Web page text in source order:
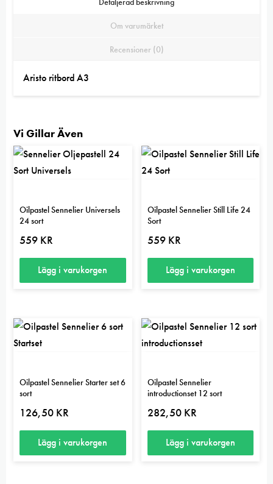
Om varumärket
Recensioner (0)
Aristo ritbord A3
Vi Gillar Även
Oilpastel Sennelier Universels
24 sort
559 KR
Lägg i varukorgen
Oilpastel Sennelier Still Life 24
Sort
559 KR
Lägg i varukorgen
Oilpastel Sennelier Starter set 6
sort
126,50 KR
Lägg i varukorgen
Oilpastel Sennelier
introductionset 12 sort
282,50 KR
Lägg i varukorgen